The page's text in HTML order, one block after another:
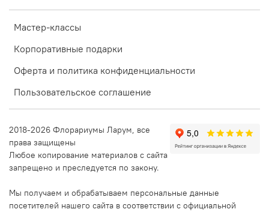
Мастер-классы
Корпоративные подарки
Оферта и политика конфиденциальности
Пользовательское соглашение
2018-2026 Флорариумы Ларум, все
права защищены
Любое копирование материалов с сайта
запрещено и преследуется по закону.
Мы получаем и обрабатываем персональные данные
посетителей нашего сайта в соответствии с официальной